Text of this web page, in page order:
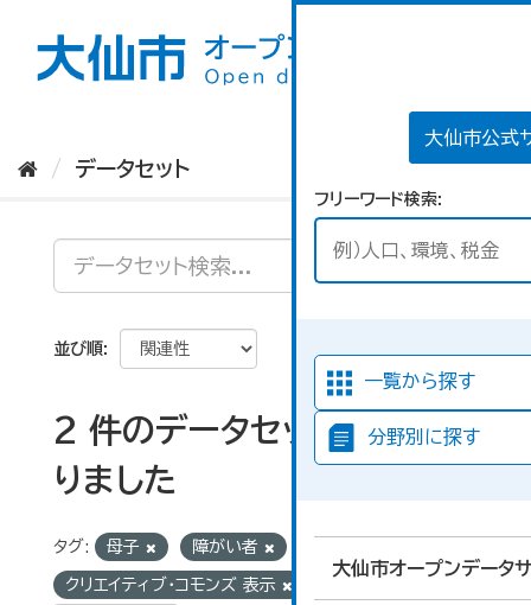
大仙市公式
フリーワード検索
一覧から探す
分野別に探す
大仙市オープンデータ
データセット
並び順
2 件のデータセットが見つか
りました
タグ: 母子 障がい者
クリエイティブ・コモンズ 表示